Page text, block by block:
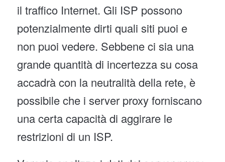
il traffico Internet. Gli ISP possono
potenzialmente dirti quali siti puoi e
non puoi vedere. Sebbene ci sia una
grande quantità di incertezza su cosa
accadrà con la neutralità della rete, è
possibile che i server proxy forniscano
una certa capacità di aggirare le
restrizioni di un ISP.